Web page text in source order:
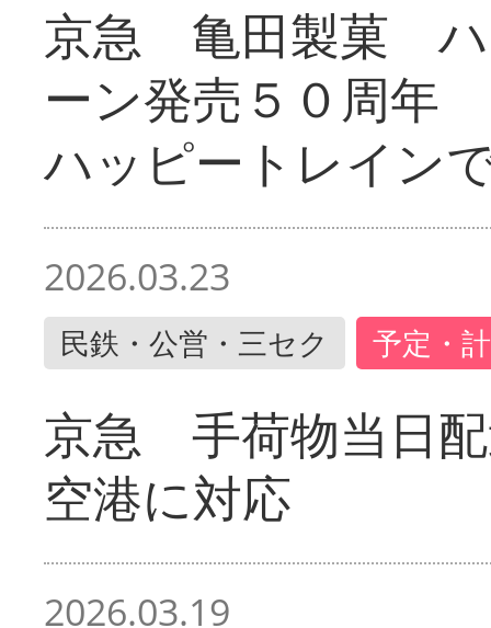
京急 亀田製菓 ハ
ーン発売５０周年
ハッピートレイン
2026.03.23
民鉄・公営・三セク 予定・
京急 手荷物当日
空港に対応
2026.03.19